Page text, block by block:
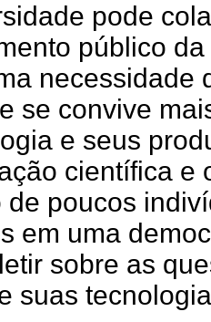
pode
público
necessidade
se convive
e seus
científica e
de poucos
em uma
sobre as
suas